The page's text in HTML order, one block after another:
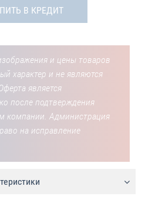
В КРЕДИТ
и цены товаров
характер и не являются
является
после подтверждения
компании. Администрация
на исправление